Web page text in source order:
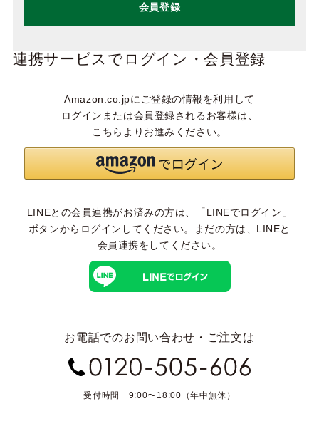
会員登録
連携サービスでログイン・会員登録
Amazon.co.jpにご登録の情報を利用して
ログインまたは会員登録されるお客様は、
こちらよりお進みください。
LINEとの会員連携がお済みの方は、「LINEでログイン」
ボタンからログインしてください。まだの方は、 LINEと
会員連携をしてください。
お電話でのお問い合わせ・ご注文は
受付時間 9:00〜18:00（年中無休）